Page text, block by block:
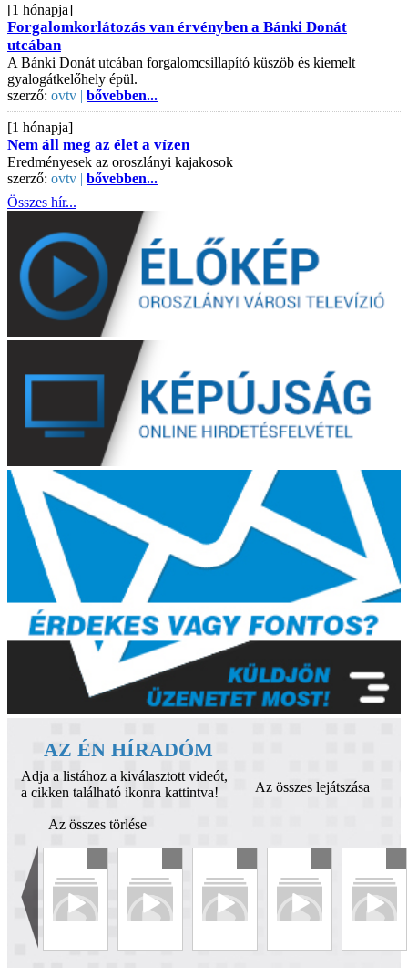
[1 hónapja]
Forgalomkorlátozás van érvényben a Bánki Donát
utcában
A Bánki Donát utcában forgalomcsillapító küszöb és kiemelt
gyalogátkelőhely épül.
szerző: ovtv | bővebben...
[1 hónapja]
Nem áll meg az élet a vízen
Eredményesek az oroszlányi kajakosok
szerző: ovtv | bővebben...
Összes hír...
AZ ÉN HÍRADÓM
Adja a listához a kiválasztott videót,
a cikken található ikonra kattintva!
Az összes lejátszása
Az összes törlése